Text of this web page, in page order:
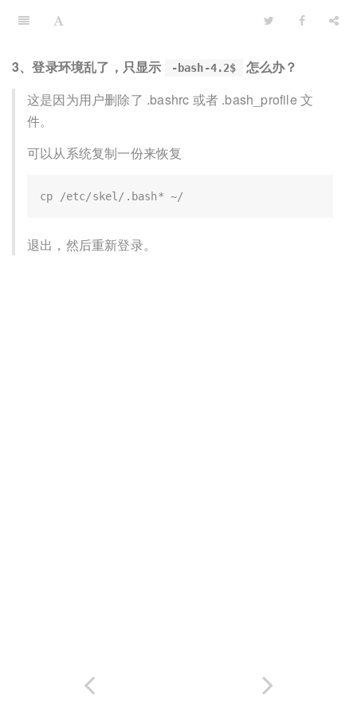
3、登录环境乱了，只显示 -bash-4.2$
怎么办？
这是因为用户删除了 .bashrc 或者 .bash_profile 文
件。
可以从系统复制一份来恢复
退出，然后重新登录。